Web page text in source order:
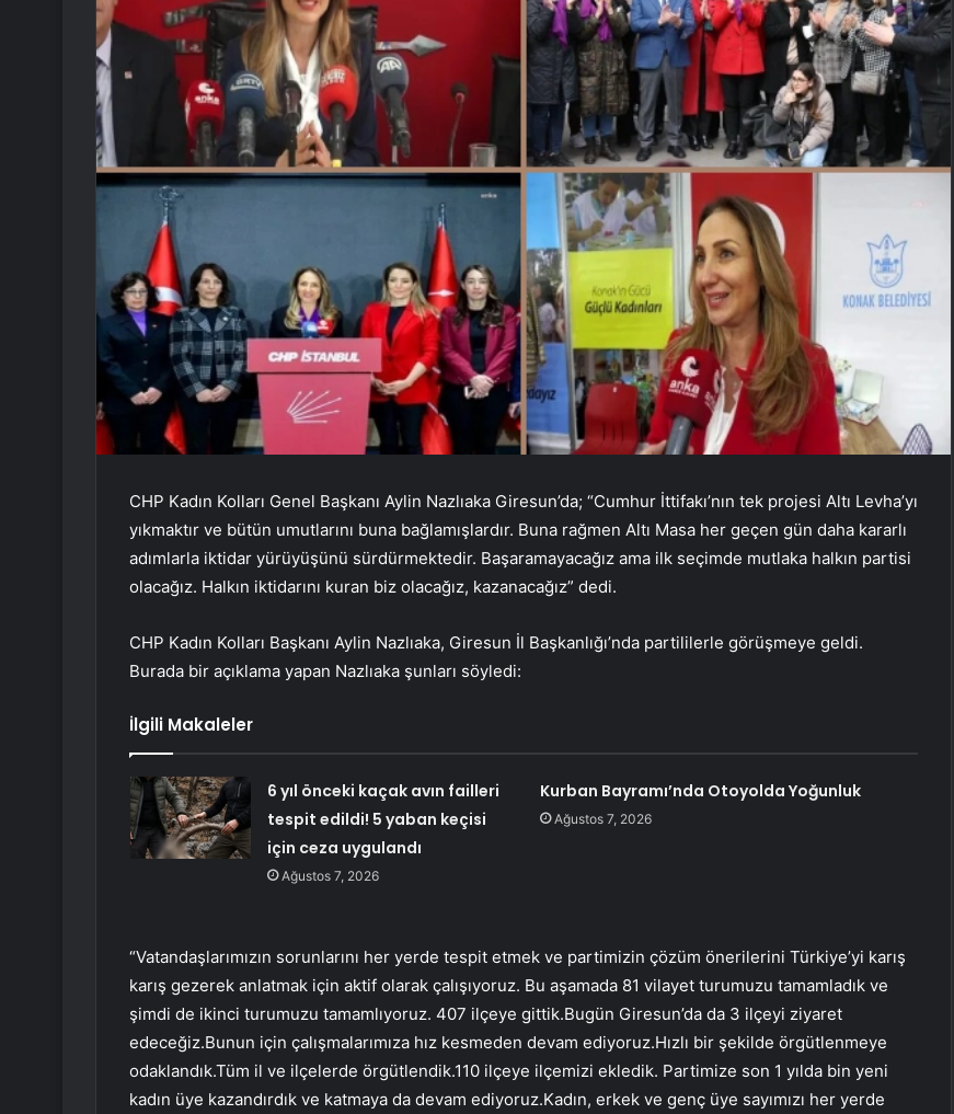
CHP Kadın Kolları Genel Başkanı Aylin Nazlıaka Giresun’da; “Cumhur İttifakı’nın tek projesi Altı Levha’yı
yıkmaktır ve bütün umutlarını buna bağlamışlardır. Buna rağmen Altı Masa her geçen gün daha kararlı
adımlarla iktidar yürüyüşünü sürdürmektedir. Başaramayacağız ama ilk seçimde mutlaka halkın partisi
olacağız. Halkın iktidarını kuran biz olacağız, kazanacağız” dedi.
CHP Kadın Kolları Başkanı Aylin Nazlıaka, Giresun İl Başkanlığı’nda partililerle görüşmeye geldi.
Burada bir açıklama yapan Nazlıaka şunları söyledi:
İlgili Makaleler
6 yıl önceki kaçak avın failleri
tespit edildi! 5 yaban keçisi
için ceza uygulandı
Ağustos 7, 2026
Kurban Bayramı’nda Otoyolda Yoğunluk
Ağustos 7, 2026
“Vatandaşlarımızın sorunlarını her yerde tespit etmek ve partimizin çözüm önerilerini Türkiye’yi karış
karış gezerek anlatmak için aktif olarak çalışıyoruz. Bu aşamada 81 vilayet turumuzu tamamladık ve
şimdi de ikinci turumuzu tamamlıyoruz. 407 ilçeye gittik.Bugün Giresun’da da 3 ilçeyi ziyaret
edeceğiz.Bunun için çalışmalarımıza hız kesmeden devam ediyoruz.Hızlı bir şekilde örgütlenmeye
odaklandık.Tüm il ve ilçelerde örgütlendik.110 ilçeye ilçemizi ekledik. Partimize son 1 yılda bin yeni
kadın üye kazandırdık ve katmaya da devam ediyoruz.Kadın, erkek ve genç üye sayımızı her yerde